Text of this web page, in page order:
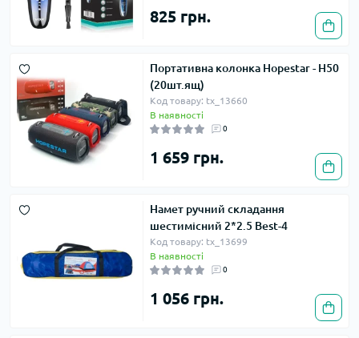
825 грн.
Портативна колонка Hopestar - H50
(20шт.ящ)
Код товару: tx_13660
В наявності
0
1 659 грн.
Намет ручний складання
шестимісний 2*2.5 Best-4
Код товару: tx_13699
В наявності
0
1 056 грн.